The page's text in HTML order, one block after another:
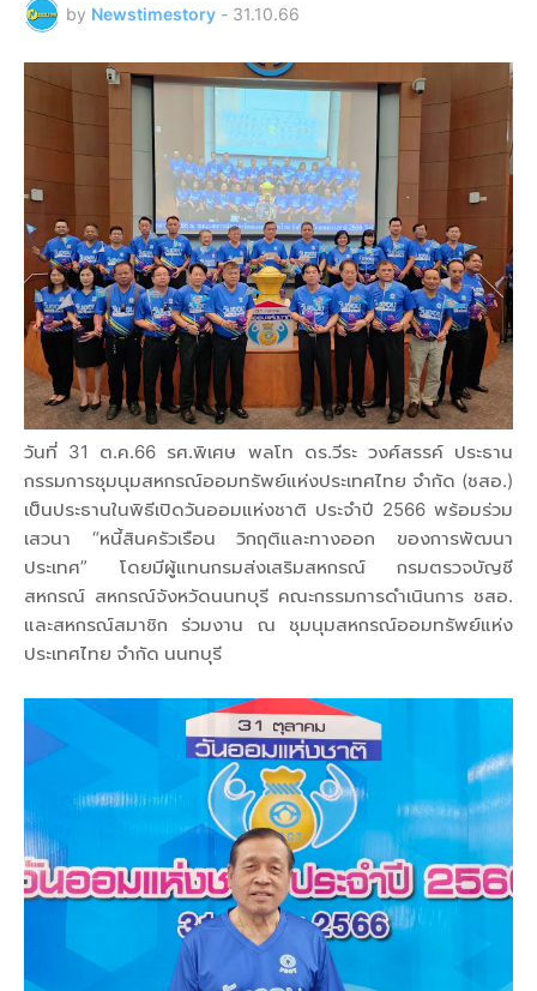
by Newstimestory - 31.10.66
วันที่ 31 ต.ค.66 รศ.พิเศษ พลโท ดร.วีระ วงศ์สรรค์ ประธาน
กรรมการชุมนุมสหกรณ์ออมทรัพย์แห่งประเทศไทย จำกัด (ชสอ.)
เป็นประธานในพิธีเปิดวันออมแห่งชาติ ประจำปี 2566 พร้อมร่วม
เสวนา “หนี้สินครัวเรือน วิกฤติและทางออก ของการพัฒนา
ประเทศ” โดยมีผู้แทนกรมส่งเสริมสหกรณ์ กรมตรวจบัญชี
สหกรณ์ สหกรณ์จังหวัดนนทบุรี คณะกรรมการดำเนินการ ชสอ.
และสหกรณ์สมาชิก ร่วมงาน ณ ชุมนุมสหกรณ์ออมทรัพย์แห่ง
ประเทศไทย จำกัด นนทบุรี